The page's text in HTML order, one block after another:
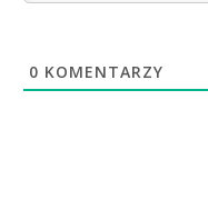
0 KOMENTARZY